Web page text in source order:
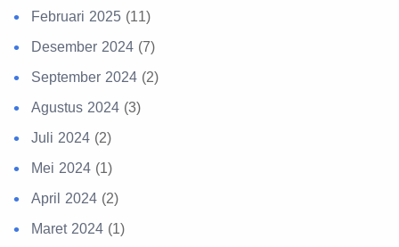
Februari 2025 (11)
Desember 2024 (7)
September 2024 (2)
Agustus 2024 (3)
Juli 2024 (2)
Mei 2024 (1)
April 2024 (2)
Maret 2024 (1)